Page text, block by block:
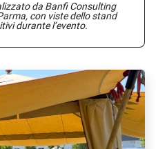
da Banfi Consulting
con viste dello stand
durante l’evento.